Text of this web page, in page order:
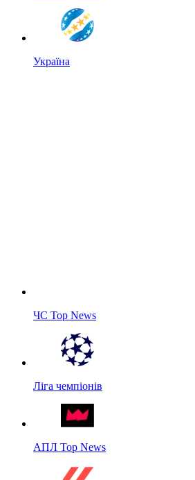
Україна
ЧС Top News
Ліга чемпіонів
АПЛ Top News